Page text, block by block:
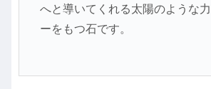
へと導いてくれる太陽のような
ーをもつ石です。